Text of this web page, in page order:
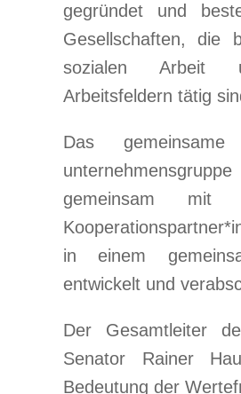
gegründet und
Gesellschaften, die
sozialen Arbeit
Arbeitsfeldern tätig
Das
gemeinsam mit
in einem
entwickelt und
Der Gesamtleiter
Senator Rainer
Bedeutung der